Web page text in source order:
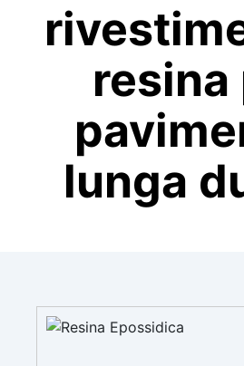
resina
lunga